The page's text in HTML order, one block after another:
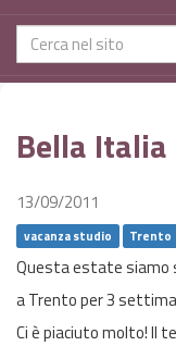
Bella Italia
13/09/2011
vacanza studio Trento
Questa estate
a Trento per 3
Ci è piaciuto molto! Il